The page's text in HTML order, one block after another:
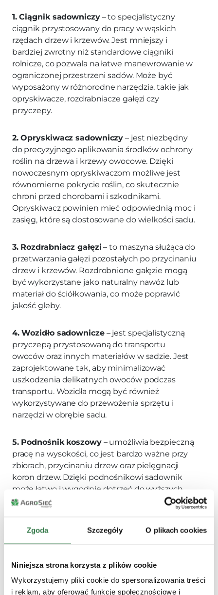
Zgoda Szczegóły O plikach cookies
Niniejsza strona korzysta z plików cookie
Wykorzystujemy pliki cookie do spersonalizowania treści
i reklam, aby oferować funkcje społecznościowe i
1. Ciągnik sadowniczy– to specjalistyczny
ciągnik przystosowany do pracy w wąskich
rzędach drzew i krzewów. Jest mniejszy i
bardziej zwrotny niż standardowe ciągniki
rolnicze, co pozwala na łatwe manewrowanie w
ograniczonej przestrzeni sadów. Może być
wyposażony w różnorodne narzędzia, takie jak
opryskiwacze, rozdrabniacze gałęzi czy
przyczepy.
2. Opryskiwacz sadowniczy – jest niezbędny
do precyzyjnego aplikowania środków ochrony
roślin na drzewa i krzewy owocowe. Dzięki
nowoczesnym opryskiwaczom możliwe jest
równomierne pokrycie roślin, co skutecznie
chroni przed chorobami i szkodnikami.
Opryskiwacz powinien mieć odpowiednią moc i
zasięg, które są dostosowane do wielkości sadu.
3. Rozdrabniacz gałęzi – to maszyna służąca do
przetwarzania gałęzi pozostałych po przycinaniu
drzew i krzewów. Rozdrobnione gałęzie mogą
być wykorzystane jako naturalny nawóz lub
materiał do ściółkowania, co może poprawić
jakość gleby.
4. Wozidło sadownicze– jest specjalistyczną
przyczepą przystosowaną do transportu
owoców oraz innych materiałów w sadzie. Jest
zaprojektowane tak, aby minimalizować
uszkodzenia delikatnych owoców podczas
transportu. Wozidła mogą być również
wykorzystywane do przewożenia sprzętu i
narzędzi w obrębie sadu.
5. Podnośnik koszowy– umożliwia bezpieczną
pracę na wysokości, co jest bardzo ważne przy
zbiorach, przycinaniu drzew oraz pielęgnacji
koron drzew. Dzięki podnośnikowi sadownik
może łatwo i wygodnie dotrzeć do wyższych
partii drzew – zwiększa to efektywność pracy i
wielkości, wagi i jakości. Z pomocą sortownicy
przygotowanie owoców do sprzedaży lub